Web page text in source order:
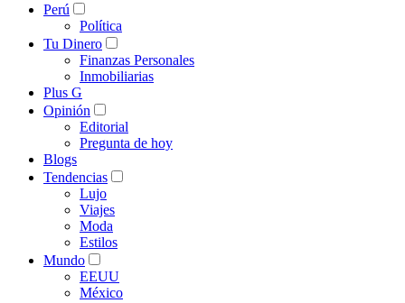
Perú
Política
Tu Dinero
Finanzas Personales
Inmobiliarias
Plus G
Opinión
Editorial
Pregunta de hoy
Blogs
Tendencias
Lujo
Viajes
Moda
Estilos
Mundo
EEUU
México